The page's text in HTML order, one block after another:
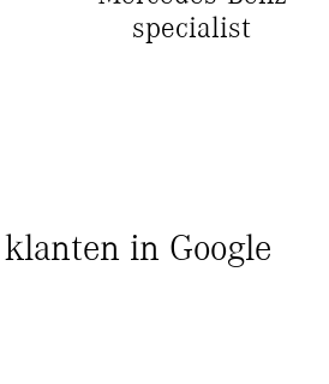
specialist
in Google